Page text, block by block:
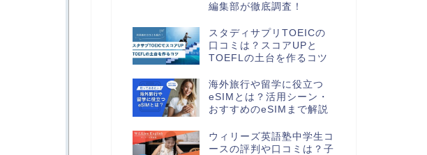
編集部が徹底調査！
スタディサプリTOEICの
口コミは？スコアUPと
TOEFLの土台を作るコツ
海外旅行や留学に役立つ
eSIMとは？活用シーン・
おすすめのeSIMまで解説
ウィリーズ英語塾中学生コ
ースの評判や口コミは？子